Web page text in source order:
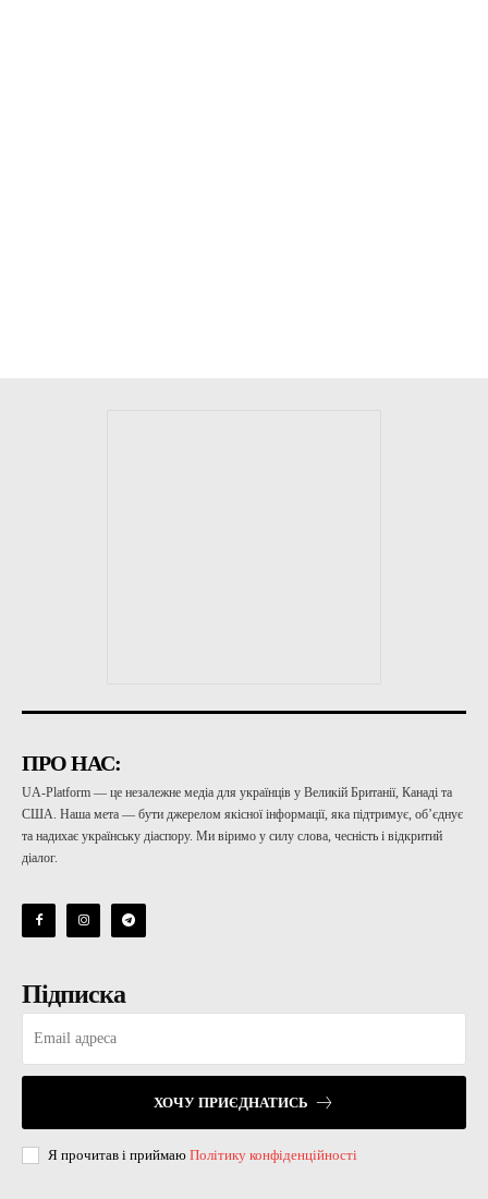
ПРО НАС:
UA-Platform — це незалежне медіа для українців у Великій Британії, Канаді та
США. Наша мета — бути джерелом якісної інформації, яка підтримує, об’єднує
та надихає українську діаспору. Ми віримо у силу слова, чесність і відкритий
діалог.
Підписка
ХОЧУ ПРИЄДНАТИСЬ
Я прочитав і приймаю Політику конфіденційності